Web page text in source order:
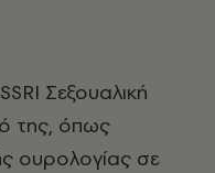
Σεξουαλική
της, όπως
ουρολογίας σε